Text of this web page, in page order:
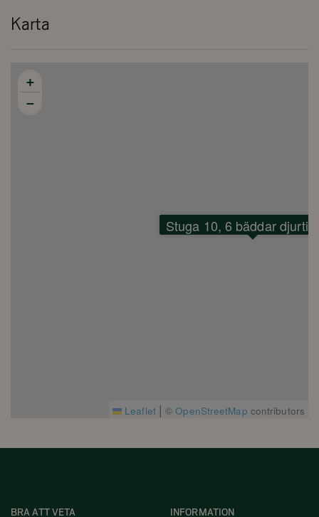
Karta
Stuga 10, 6 bäddar
+
−
Leaflet | ©OpenStreetMap contributors
BRA ATT VETA INFORMATION